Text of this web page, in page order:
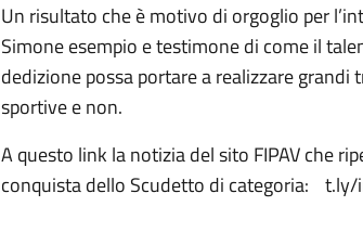
Un risultato che è motivo di orgoglio per
Simone esempio e testimone di come il
dedizione possa portare a realizzare
sportive e non.
A questo link la notizia del sito FIPAV che
conquista dello Scudetto di categoria: t.ly/